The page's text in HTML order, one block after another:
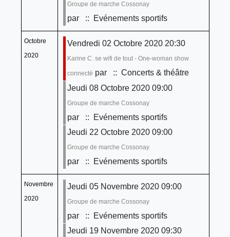
Groupe de marche Cossonay
par :: Evénements sportifs
Octobre
2020
Vendredi 02 Octobre 2020 20:30
Karine C. se wifi de tout - One-woman show
connecté par
:: Concerts & théâtre
Jeudi 08 Octobre 2020 09:00
Groupe de marche Cossonay
par
:: Evénements sportifs
Jeudi 22 Octobre 2020 09:00
Groupe de marche Cossonay
par :: Evénements sportifs
Novembre
2020
Jeudi 05 Novembre 2020 09:00
Groupe de marche Cossonay
par
:: Evénements sportifs
Jeudi 19 Novembre 2020 09:30